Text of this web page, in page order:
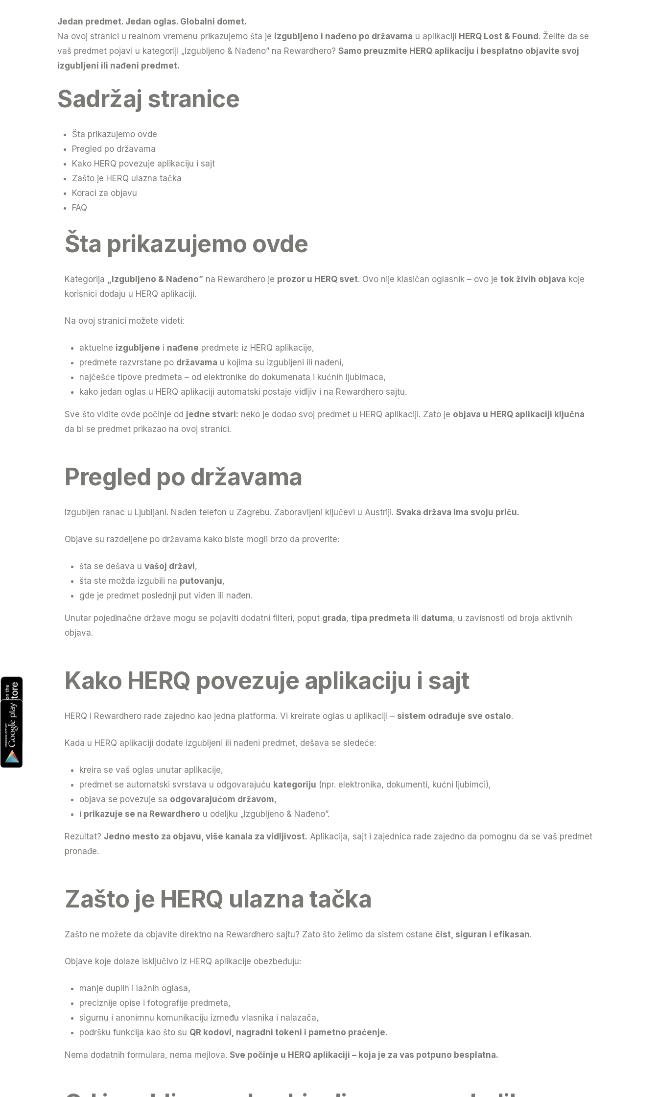
Jedan predmet. Jedan oglas. Globalni domet.
Na ovoj stranici u realnom vremenu prikazujemo šta je izgubljeno i nađeno po državama u aplikaciji HERQ Lost & Found . Želite da se
vaš predmet pojavi u kategoriji „Izgubljeno & Nađeno” na Rewardhero? Samo preuzmite HERQ aplikaciju i besplatno objavite svoj
izgubljeni ili nađeni predmet.
Sadržaj stranice
Šta prikazujemo ovde
Pregled po državama
Kako HERQ povezuje aplikaciju i sajt
Zašto je HERQ ulazna tačka
Koraci za objavu
FAQ
Šta prikazujemo ovde
Kategorija „Izgubljeno & Nađeno” na Rewardhero je prozor u HERQ svet. Ovo nije klasičan oglasnik – ovo je tok živih objava koje
korisnici dodaju u HERQ aplikaciji.
Na ovoj stranici možete videti:
aktuelne izgubljene i nađene predmete iz HERQ aplikacije,
predmete razvrstane po državama u kojima su izgubljeni ili nađeni,
najčešće tipove predmeta – od elektronike do dokumenata i kućnih ljubimaca,
kako jedan oglas u HERQ aplikaciji automatski postaje vidljiv i na Rewardhero sajtu.
Sve što vidite ovde počinje od jedne stvari: neko je dodao svoj predmet u HERQ aplikaciji. Zato je objava u HERQ aplikaciji ključna
da bi se predmet prikazao na ovoj stranici.
Pregled po državama
Izgubljen ranac u Ljubljani. Nađen telefon u Zagrebu. Zaboravljeni ključevi u Austriji. Svaka država ima svoju priču.
Objave su razdeljene po državama kako biste mogli brzo da proverite:
šta se dešava u vašoj državi,
šta ste možda izgubili na putovanju,
gde je predmet poslednji put viđen ili nađen.
Unutar pojedinačne države mogu se pojaviti dodatni filteri, poput grada, tipa predmeta ili datuma, u zavisnosti od broja aktivnih
objava.
Kako HERQ povezuje aplikaciju i sajt
HERQ i Rewardhero rade zajedno kao jedna platforma. Vi kreirate oglas u aplikaciji – sistem odrađuje sve ostalo.
Kada u HERQ aplikaciji dodate izgubljeni ili nađeni predmet, dešava se sledeće:
kreira se vaš oglas unutar aplikacije,
predmet se automatski svrstava u odgovarajuću kategoriju (npr. elektronika, dokumenti, kućni ljubimci),
objava se povezuje sa odgovarajućom državom,
i prikazuje se na Rewardhero u odeljku „Izgubljeno & Nađeno”.
Rezultat? Jedno mesto za objavu, više kanala za vidljivost. Aplikacija, sajt i zajednica rade zajedno da pomognu da se vaš predmet
pronađe.
Zašto je HERQ ulazna tačka
Zašto ne možete da objavite direktno na Rewardhero sajtu? Zato što želimo da sistem ostane čist, siguran i efikasan.
Objave koje dolaze isključivo iz HERQ aplikacije obezbeđuju:
manje duplih i lažnih oglasa,
preciznije opise i fotografije predmeta,
sigurnu i anonimnu komunikaciju između vlasnika i nalazača,
podršku funkcija kao što su QR kodovi, nagradni tokeni i pametno praćenje.
Nema dodatnih formulara, nema mejlova. Sve počinje u HERQ aplikaciji – koja je za vas potpuno besplatna.